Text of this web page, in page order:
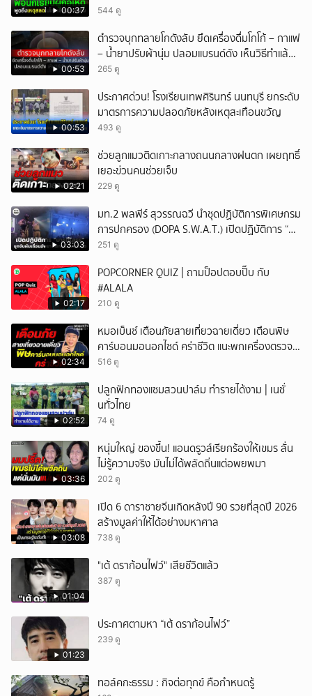
00:37 544 ดู
00:53
ตำรวจบุกทลายโกดังลับ ยึดเครื่องดื่มโกโก้ – กาแฟ
– น้ำยาปรับผ้านุ่ม ปลอมแบรนด์ดัง เห็นวิธีทำแล้ว
จะอ้วก
265 ดู
00:53
ประกาศด่วน! โรงเรียนเทพศิรินทร์ นนทบุรี ยกระดับ
มาตรการความปลอดภัยหลังเหตุสะเทือนขวัญ
493 ดู
02:21
ช่วยลูกแมวติดเกาะกลางถนนกลางฝนตก เผยฤทธิ์
เยอะข่วนคนช่วยเจ็บ
229 ดู
03:03
มท.2 พลพีร์ สุวรรณฉวี นำชุดปฏิบัติการพิเศษกรม
การปกครอง (DOPA S.W.A.T.) เปิดปฏิบัติการ “บา
รมีโสธร” บุกจับผับเถื่อนอัพยา กลางเมืองแปดริ้ว
251 ดู
02:17
POPCORNER QUIZ | ถามป็อปตอบปั๊บ กับ
#ALALA
210 ดู
02:34
หมอเบ็นซ์ เตือนภัยสายเที่ยวฉายเดี่ยว เตือนพิษ
คาร์บอนมอนอกไซด์ คร่าชีวิต แนะพกเครื่องตรวจ
วัดติดตัว
516 ดู
02:52
ปลูกฟักทองแซมสวนปาล์ม ทำรายได้งาม | เนชั่
นทั่วไทย
74 ดู
03:36
หนุ่มใหญ่ ของขึ้น! แอนดรูวส์เรียกร้องให้เขมร ลั่น
ไม่รู้ความจริง มันไม่ได้พลัดถิ่นแต่อพยพมา
202 ดู
03:08
เปิด 6 ดาราชายจีนเกิดหลังปี 90 รวยที่สุดปี 2026
สร้างมูลค่าให้ได้อย่างมหาศาล
738 ดู
01:04
"เต้ ดราก้อนไฟว์" เสียชีวิตแล้ว
387 ดู
01:23
ประกาศตามหา “เต้ ดราก้อนไฟว์”
239 ดู
ทอล์คกะธรรม : กิจต่อทุกข์ คือกำหนดรู้
ยกเลิก